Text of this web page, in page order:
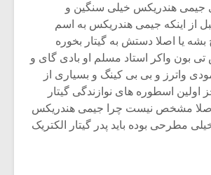
جیمی هندریکس خیلی سنگین و
از اینکه جیمی هندریکس به اسم
یا اصلا دستش به گیتار بخوره
بون واکر استاد مسلم او بادی گای و
واترز و بی بی کینگ و بسیاری از
اسطوره های نوازندگی گیتار
و اصلا مشخص نیست چرا جیمی هندریکس
مطرحی بوده باید پدر گیتار الکتریک